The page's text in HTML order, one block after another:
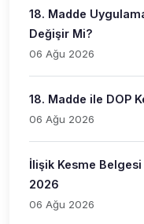
18. Madde
Değişir Mi?
06 Ağu 2026
18. Madde ile DOP
06 Ağu 2026
İlişik Kesme Belgesi
2026
06 Ağu 2026